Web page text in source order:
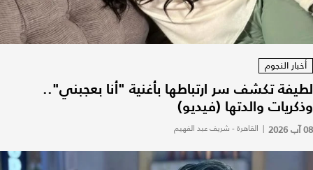
أخبار النجوم
لطيفة تكشف سر ارتباطها بأغنية "أنا بعجبني"..
وذكريات والدتها (فيديو)
08 آب 2026 | القاهرة - شريف عبد الفهيم